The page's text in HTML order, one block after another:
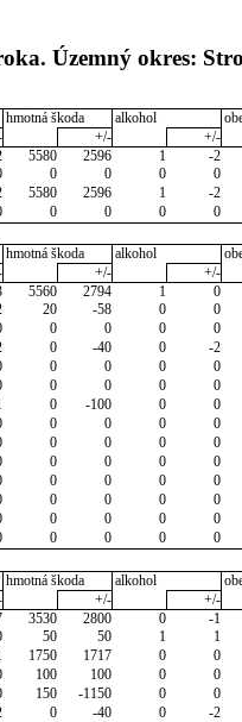
Územný okres:
hmotná škoda alkohol
+/- +/-
5580 2596 1 -2
0 0 0 0
5580 2596 1 -2
0 0 0 0
hmotná škoda alkohol
+/- +/-
5560 2794 1 0
20 -58 0 0
0 0 0 0
0 -40 0 -2
0 0 0 0
0 0 0 0
0 -100 0 0
0 0 0 0
0 0 0 0
0 0 0 0
0 0 0 0
0 0 0 0
0 0 0 0
0 0 0 0
hmotná škoda alkohol
+/- +/-
3530 2800 0 -1
50 50 1 1
1750 1717 0 0
100 100 0 0
150 -1150 0 0
0 -40 0 -2